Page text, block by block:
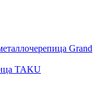
Grand
TAKU